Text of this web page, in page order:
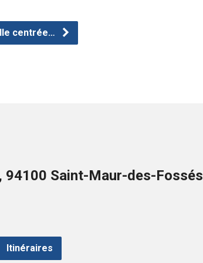
centrée…
94100 Saint-Maur-des-Fossés
Itinéraires